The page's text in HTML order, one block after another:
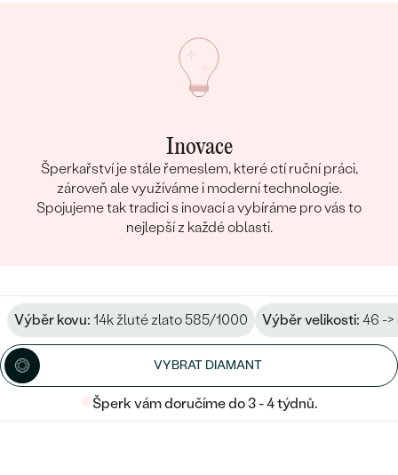
Inovace
Šperkařství je stále řemeslem, které ctí ruční práci,
zároveň ale využíváme i moderní technologie.
Spojujeme tak tradici s inovací a vybíráme pro vás to
nejlepší z každé oblasti.
Výběr kovu: 14k žluté zlato 585/1000 Výběr velikosti: 46 ->
VYBRAT DIAMANT
Šperk vám doručíme do 3 - 4 týdnů.